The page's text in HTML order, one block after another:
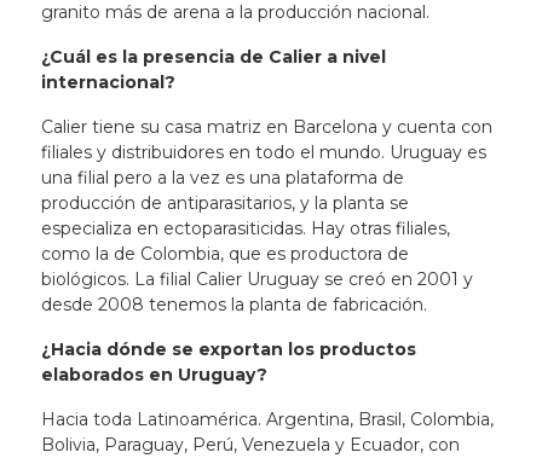
granito más de arena a la producción nacional.
¿Cuál es la presencia de Calier a nivel
internacional?
Calier tiene su casa matriz en Barcelona y cuenta con
filiales y distribuidores en todo el mundo. Uruguay es
una filial pero a la vez es una plataforma de
producción de antiparasitarios, y la planta se
especializa en ectoparasiticidas. Hay otras filiales,
como la de Colombia, que es productora de
biológicos. La filial Calier Uruguay se creó en 2001 y
desde 2008 tenemos la planta de fabricación.
¿Hacia dónde se exportan los productos
elaborados en Uruguay?
Hacia toda Latinoamérica. Argentina, Brasil, Colombia,
Bolivia, Paraguay, Perú, Venezuela y Ecuador, con